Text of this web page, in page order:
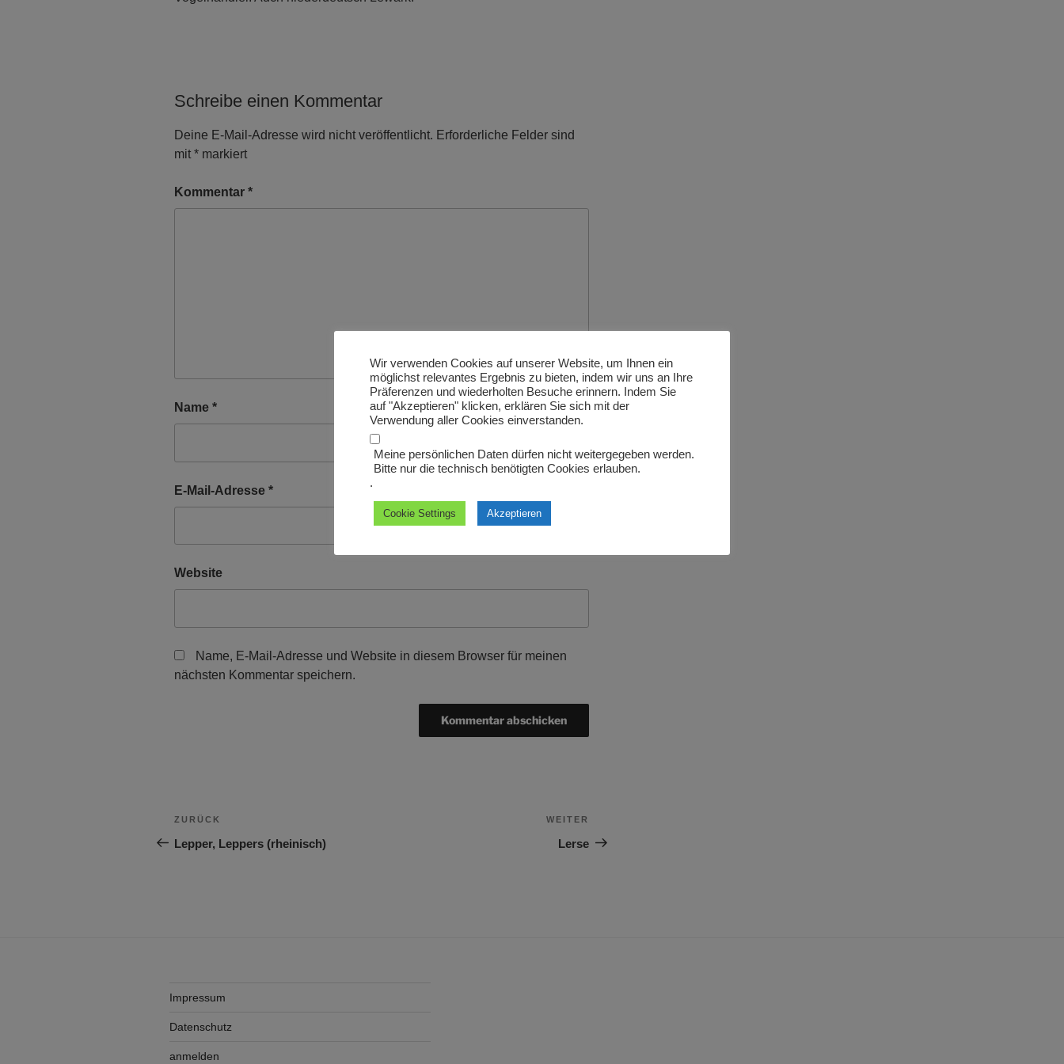
Schreibe einen Kommentar
Deine E-Mail-Adresse wird nicht veröffentlicht. Erforderliche Felder sind
mit * markiert
Kommentar *
Name *
E-Mail-Adresse *
Website
Name, E-Mail-Adresse und Website in diesem Browser für meinen
nächsten Kommentar speichern.
Beitragsnavigation
Vorheriger
Beitrag
ZURÜCK
Lepper, Leppers (rheinisch)
Beitrag
WEITER
Lerse
Impressum
Datenschutz
anmelden
Wir verwenden Cookies auf unserer Website, um Ihnen ein
möglichst relevantes Ergebnis zu bieten, indem wir uns an Ihre
Präferenzen und wiederholten Besuche erinnern. Indem Sie
auf "Akzeptieren" klicken, erklären Sie sich mit der
Verwendung aller Cookies einverstanden.
Meine persönlichen Daten dürfen nicht weitergegeben werden.
Bitte nur die technisch benötigten Cookies erlauben.
.
Cookie Settings Akzeptieren